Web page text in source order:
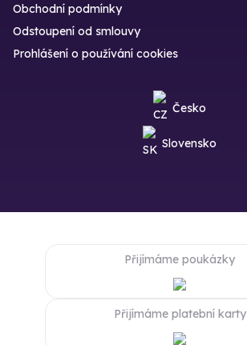
Obchodní podmínky
Odstoupení od smlouvy
Prohlášení o používání cookies
Česko
Slovensko
Přijímáme poukázky
Přijímáme platební karty